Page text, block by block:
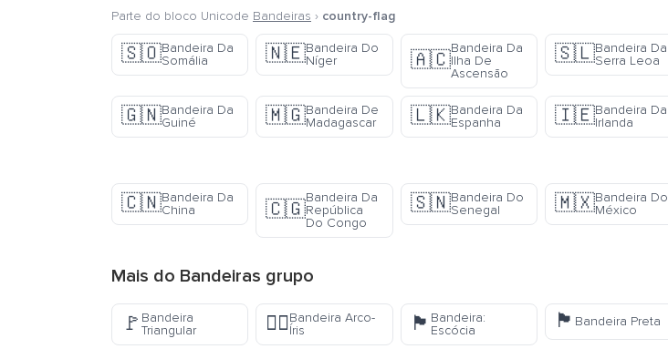
Parte do bloco Unicode Bandeiras › country-flag
🇸🇴Bandeira Da
Somália
🇳🇪Bandeira Do
Níger
🇦🇨
Bandeira Da
Ilha De
Ascensão
🇸🇱Bandeira Da
Serra Leoa
🇬🇳Bandeira Da
Guiné
🇲🇬Bandeira De
Madagascar
🇱🇰Bandeira Da
Espanha
🇮🇪Bandeira Da
Irlanda
🇨🇳Bandeira Da
China
🇨🇬
Bandeira Da
República
Do Congo
🇸🇳Bandeira Do
Senegal
🇲🇽Bandeira Do
México
Mais do Bandeiras grupo
🚩 Bandeira
Triangular
🏳️‍🌈Bandeira Arco-
Íris
🏴󠁧󠁢󠁳󠁣󠁴󠁿 Bandeira:
Escócia
🏴 Bandeira Preta